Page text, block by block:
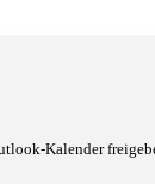
Kalender